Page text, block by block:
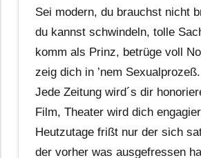
Sei modern, du brauchst nicht
du kannst schwindeln, tolle
komm als Prinz, betrüge voll
zeig dich in ’nem Sexualprozeß.
Jede Zeitung wird´s dir
Film, Theater wird dich
Heutzutage frißt nur der sich
der vorher was ausgefressen